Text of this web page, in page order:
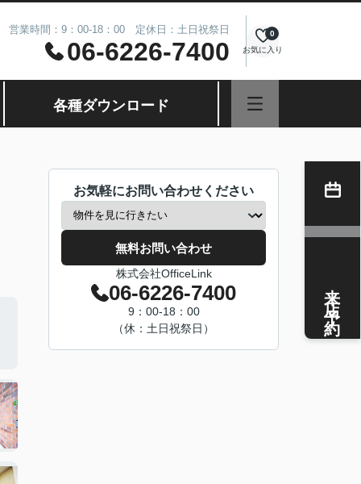
営業時間：9：00-18：00 定休日：土日祝祭日
06-6226-7400 お気に入り
0
各種ダウンロード
お気軽にお問い合わせください
無料お問い合わせ
株式会社OfficeLink
06-6226-7400
9：00-18：00
（休：土日祝祭日）
来店予約